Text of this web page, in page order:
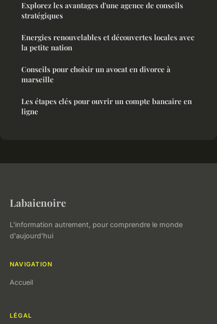
Explorez les avantages d'une agence de conseils
stratégiques
Energies renouvelables et découvertes locales avec
la petite nation
Conseils pour choisir un avocat en divorce à
marseille
Les étapes clés pour ouvrir un compte bancaire en
ligne
Labaienoire
L'information autrement, pour comprendre le monde
d'aujourd'hui
NAVIGATION
Accueil
LÉGAL